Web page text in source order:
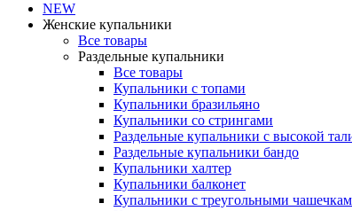
NEW
Женские купальники
Все товары
Раздельные купальники
Все товары
Купальники с топами
Купальники бразильяно
Купальники со стрингами
Раздельные купальники с высокой
Раздельные купальники бандо
Купальники халтер
Купальники балконет
Купальники с треугольными